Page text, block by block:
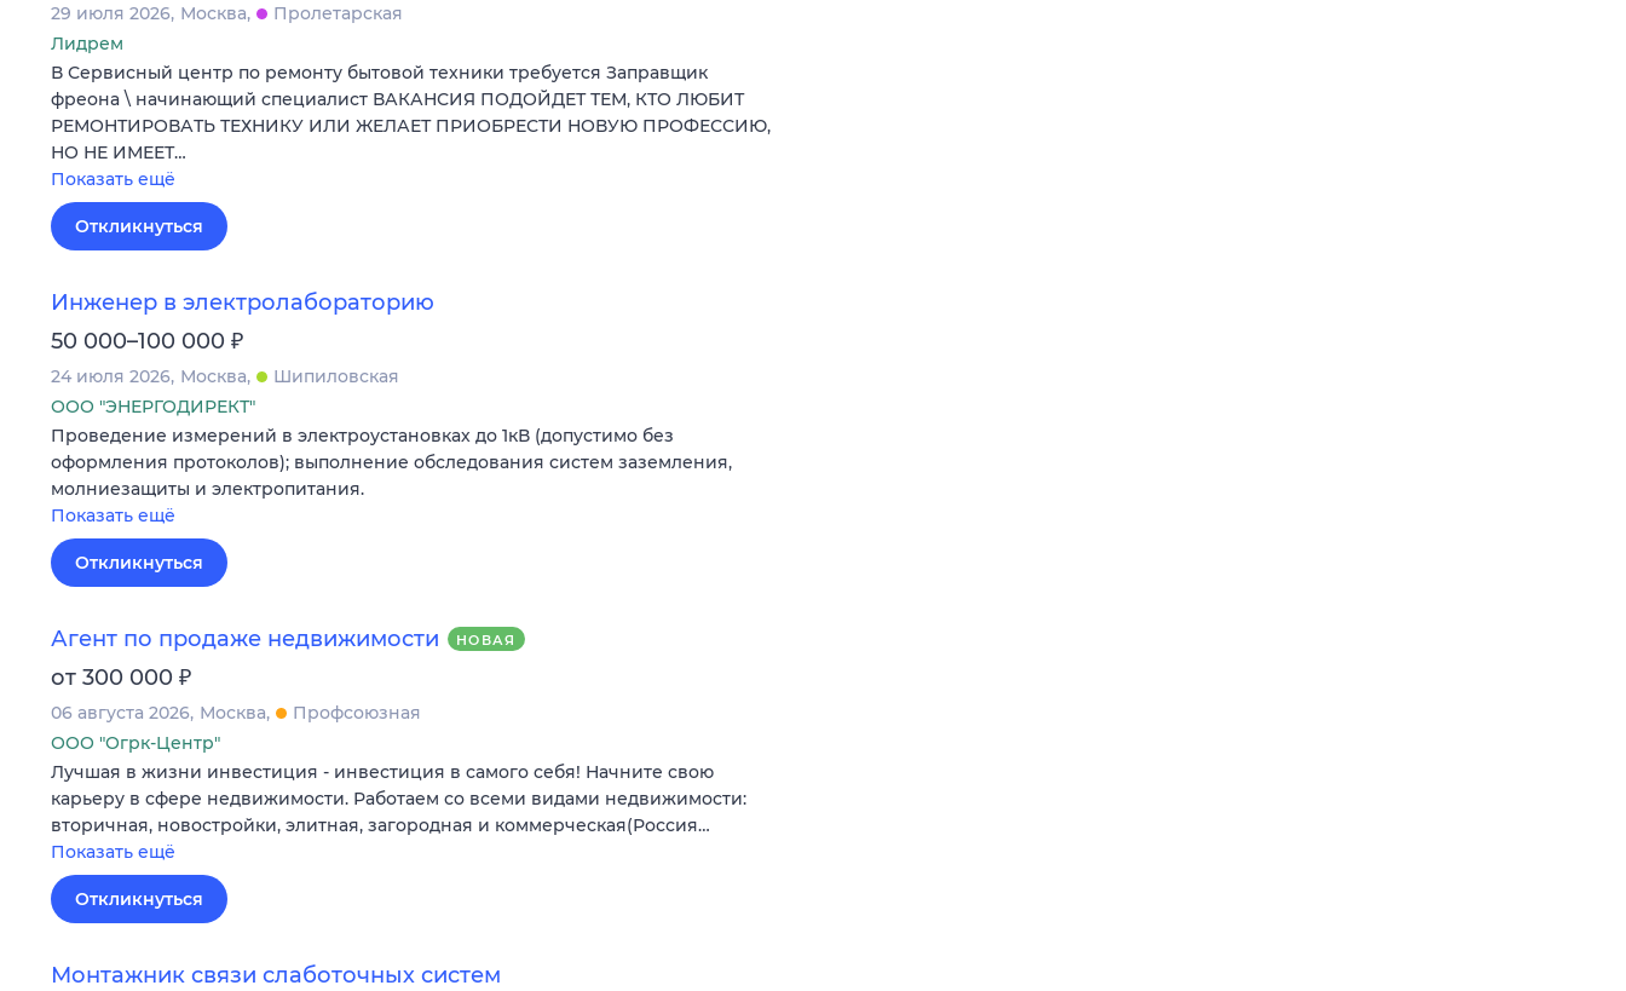
29 июля 2026 Москва
Пролетарская
Лидрем
В Сервисный центр по ремонту бытовой техники требуется Заправщик
фреона \ начинающий специалист ВАКАНСИЯ ПОДОЙДЕТ ТЕМ, КТО ЛЮБИТ
РЕМОНТИРОВАТЬ ТЕХНИКУ ИЛИ ЖЕЛАЕТ ПРИОБРЕСТИ НОВУЮ ПРОФЕССИЮ,
НО НЕ ИМЕЕТ…
Показать ещё
Откликнуться
Инженер в электролабораторию
50 000–100 000 ₽
24 июля 2026 Москва
Шипиловская
ООО "ЭНЕРГОДИРЕКТ"
Проведение измерений в электроустановках до 1кВ (допустимо без
оформления протоколов); выполнение обследования систем заземления,
молниезащиты и электропитания.
Показать ещё
Откликнуться
Агент по продаже недвижимости НОВАЯ
от 300 000 ₽
06 августа 2026 Москва
Профсоюзная
ООО "Огрк-Центр"
Лучшая в жизни инвестиция - инвестиция в самого себя! Начните свою
карьеру в сфере недвижимости. Работаем со всеми видами недвижимости:
вторичная, новостройки, элитная, загородная и коммерческая(Россия…
Показать ещё
Откликнуться
Монтажник связи слаботочных систем